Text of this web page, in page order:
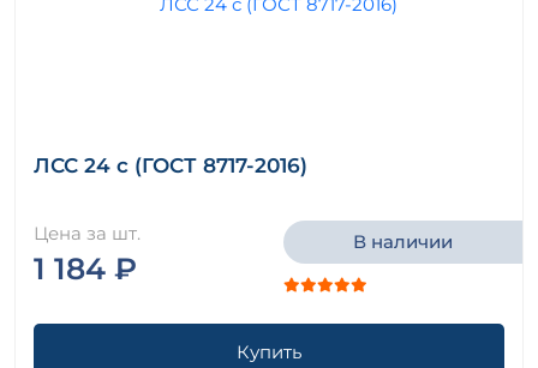
ЛСС 24 с (ГОСТ 8717-2016)
Цена за шт.
1 184 ₽
В наличии
Купить